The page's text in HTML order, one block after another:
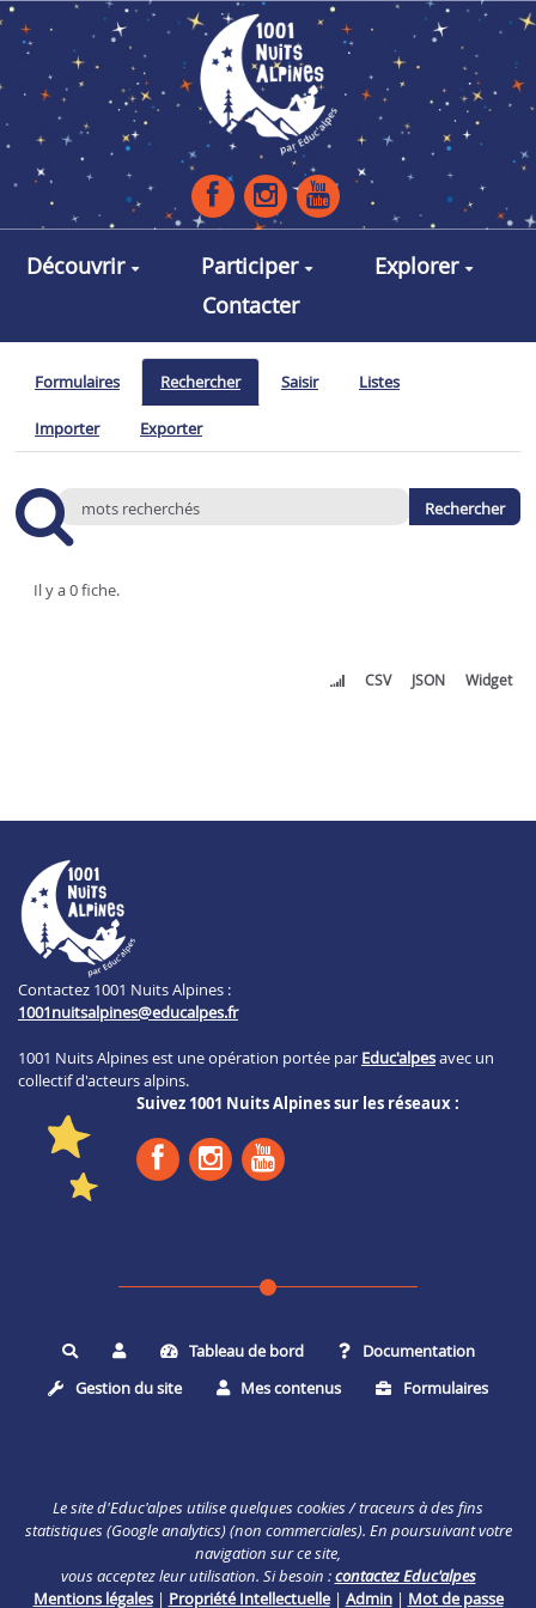
Aller au contenu principal
Découvrir Participer
Explorer
Contacter
Formulaires Rechercher Saisir Listes
Importer Exporter
Il y a 0 fiche.
CSV JSON Widget
Contactez 1001 Nuits Alpines :
1001nuitsalpines@educalpes.fr
1001 Nuits Alpines est une opération portée par Educ'alpesavec un
collectif d'acteurs alpins.
Suivez 1001 Nuits Alpines sur les réseaux :
Rechercher Tableau de bord
Documentation
Gestion du site
Mes contenus Formulaires
Le site d'Educ'alpes utilise quelques cookies / traceurs à des fins
statistiques (Google analytics) (non commerciales). En poursuivant votre
navigation sur ce site,
vous acceptez leur utilisation. Si besoin :contactez Educ'alpes
Mentions légales| Propriété Intellectuelle| Admin| Mot de passe